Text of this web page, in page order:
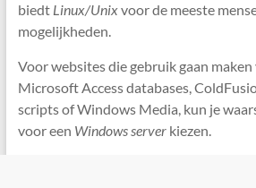
biedt Linux/Unixvoor de meeste
mogelijkheden.
Voor websites die gebruik gaan maken
Microsoft Access databases,
scripts of Windows Media, kun je
voor een Windows serverkiezen.